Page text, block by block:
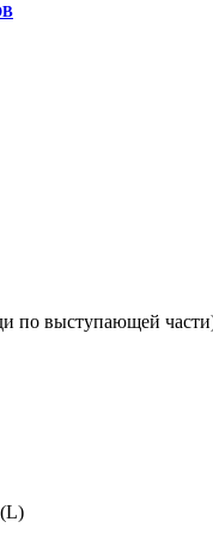
по выступающей